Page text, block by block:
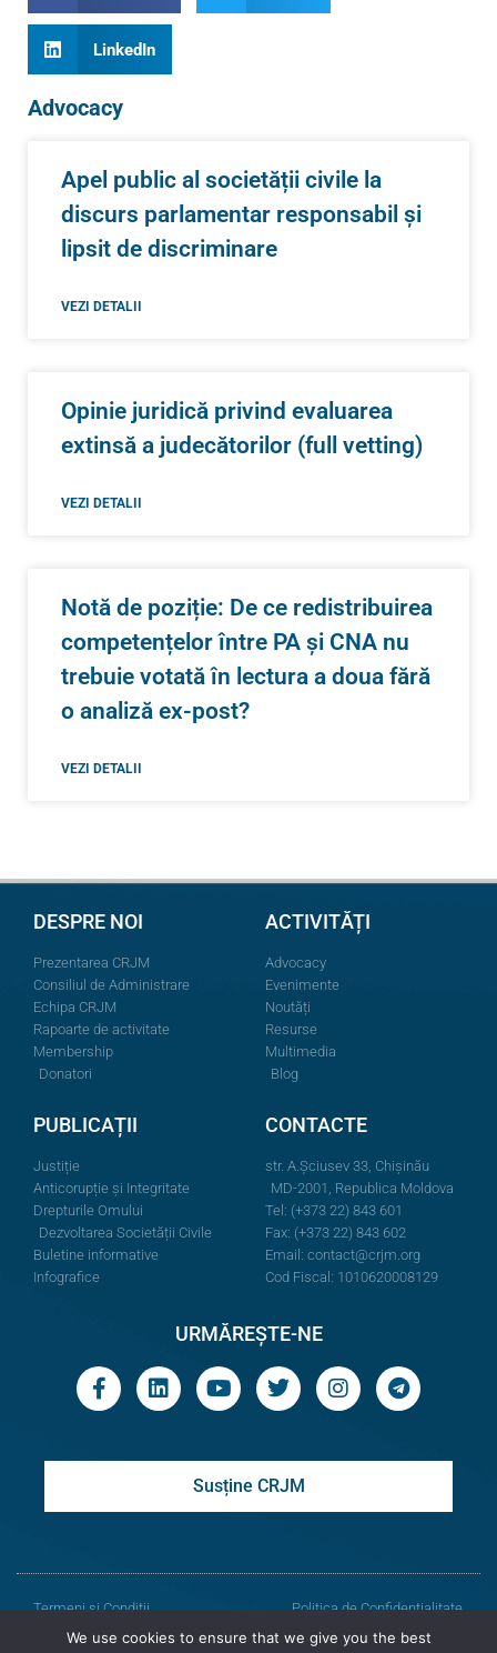
LinkedIn
Advocacy
Apel public al societății civile la
discurs parlamentar responsabil și
lipsit de discriminare
VEZI DETALII
Opinie juridică privind evaluarea
extinsă a judecătorilor (full vetting)
VEZI DETALII
Notă de poziție: De ce redistribuirea
competențelor între PA și CNA nu
trebuie votată în lectura a doua fără
o analiză ex-post?
VEZI DETALII
DESPRE NOI
Prezentarea CRJM
Consiliul de Administrare
Echipa CRJM
Rapoarte de activitate
Membership
Donatori
ACTIVITĂȚI
Advocacy
Evenimente
Noutăți
Resurse
Multimedia
Blog
PUBLICAȚII
Justiție
Anticorupție și Integritate
Drepturile Omului
Dezvoltarea Societății Civile
Buletine informative
Infografice
CONTACTE
str. A.Şciusev 33, Chișinău
MD-2001, Republica Moldova
Tel: (+373 22) 843 601
Fax: (+373 22) 843 602
Email: contact@crjm.org
Cod Fiscal: 1010620008129
URMĂREȘTE-NE
Susține CRJM
Termeni și Condiții
Politica de Confidențialitate
© Toate drepturile rezervate
We use cookies to ensure that we give you the best